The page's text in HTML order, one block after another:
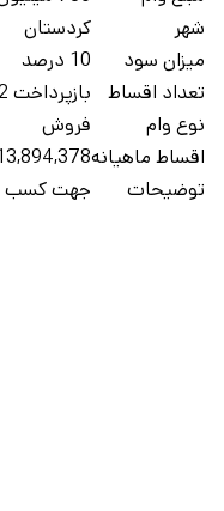
شهر
کردستان
ميزان سود
10 درصد
تعداد اقساط
بازپرداخت 72 ماهه
نوع وام
فروش
اقساط ماهيانه13,894,378
توضيحات
جهت کسب